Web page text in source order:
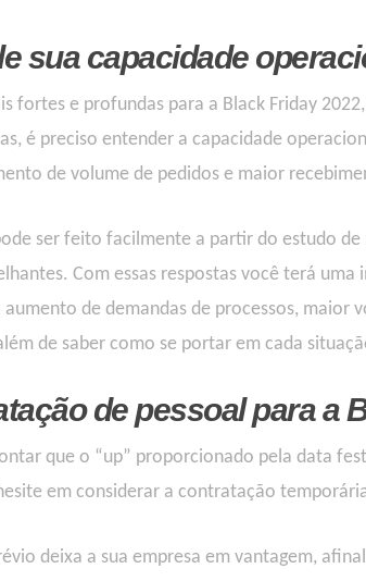
sua capacidade
fortes e profundas para a Black Friday
é preciso entender a capacidade
de volume de pedidos e maior
ser feito facilmente a partir do estudo
Com essas respostas você terá uma
de demandas de processos, maior
de saber como se portar em cada
de pessoalpara a
que o “up” proporcionado pela data
em considerar a contratação
deixa a sua empresa em vantagem,